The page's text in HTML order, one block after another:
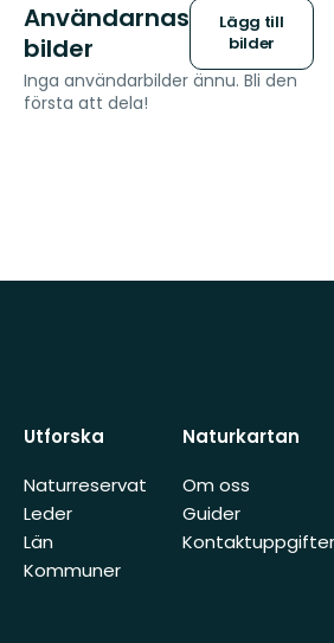
Användarnas
bilder
Lägg till
bilder
Inga användarbilder ännu. Bli den
första att dela!
Utforska
Naturreservat
Leder
Län
Kommuner
Naturkartan
Om oss
Guider
Kontaktuppgifter